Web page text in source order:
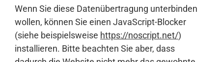
Wenn Sie diese Datenübertragung unterbinden
wollen, können Sie einen JavaScript-Blocker
(siehe beispielsweise https://noscript.net/)
installieren. Bitte beachten Sie aber, dass